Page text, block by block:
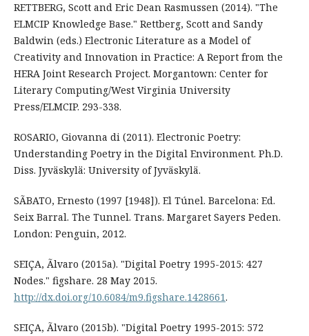
RETTBERG, Scott and Eric Dean Rasmussen (2014). "The
ELMCIP Knowledge Base." Rettberg, Scott and Sandy
Baldwin (eds.) Electronic Literature as a Model of
Creativity and Innovation in Practice: A Report from the
HERA Joint Research Project. Morgantown: Center for
Literary Computing/West Virginia University
Press/ELMCIP. 293-338.
ROSARIO, Giovanna di (2011). Electronic Poetry:
Understanding Poetry in the Digital Environment. Ph.D.
Diss. Jyväskylä: University of Jyväskylä.
SÃBATO, Ernesto (1997 [1948]). El Túnel. Barcelona: Ed.
Seix Barral. The Tunnel. Trans. Margaret Sayers Peden.
London: Penguin, 2012.
SEIÇA, Ãlvaro (2015a). "Digital Poetry 1995-2015: 427
Nodes." figshare. 28 May 2015.
http://dx.doi.org/10.6084/m9.figshare.1428661.
SEIÇA, Ãlvaro (2015b). "Digital Poetry 1995-2015: 572